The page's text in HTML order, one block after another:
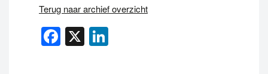
Terug naar archief overzicht
Facebook
X